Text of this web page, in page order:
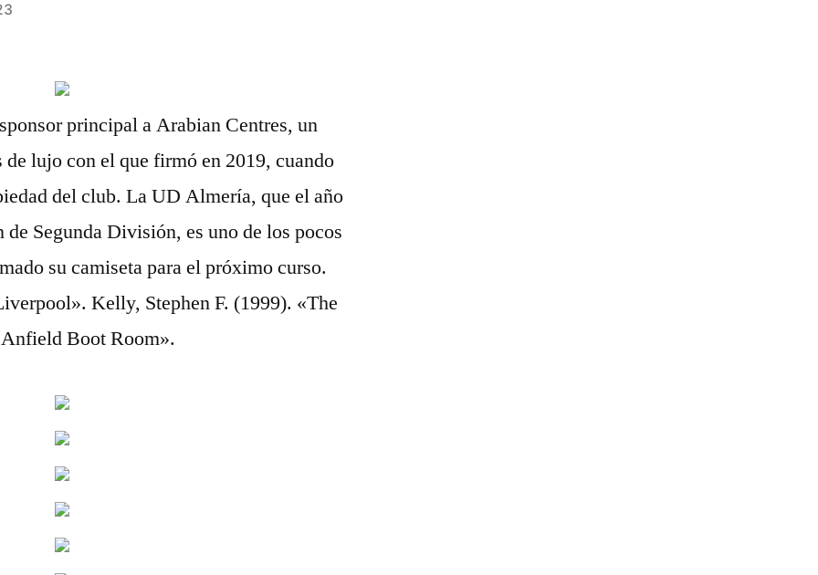
principal a Arabian Centres, un
lujo con el que firmó en 2019, cuando
del club. La UD Almería, que el año
de Segunda División, es uno de los pocos
su camiseta para el próximo curso.
Kelly, Stephen F. (1999). «The
Boot Room».